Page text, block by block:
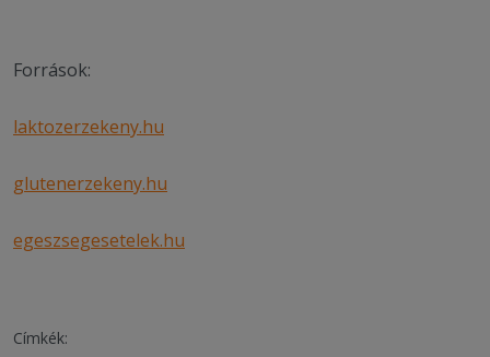
Források:
laktozerzekeny.hu
glutenerzekeny.hu
egeszsegesetelek.hu
Címkék: